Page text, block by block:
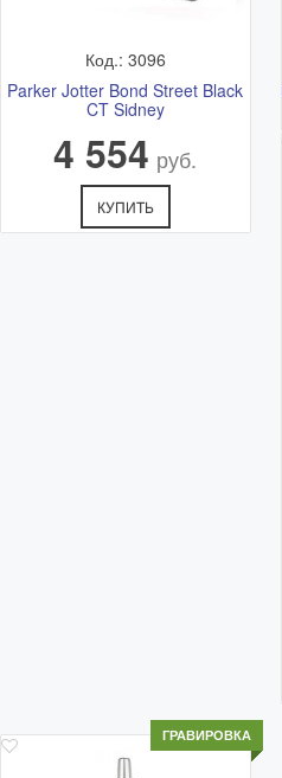
Код.: 3096
Parker Jotter Bond Street Black
CT Sidney
4 554 руб.
КУПИТЬ
ГРАВИРОВКА